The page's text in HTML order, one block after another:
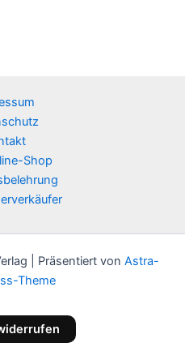
Shop
| Präsentiert von Astra-
Theme